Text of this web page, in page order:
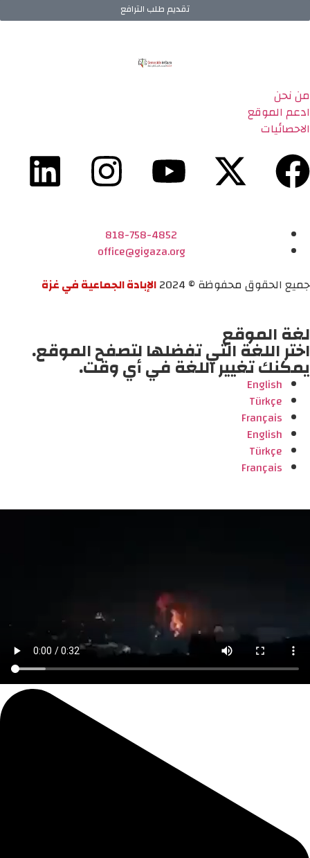
تقديم طلب الترافع
من نحن
ادعم الموقع
الاحصائيات
818-758-4852
office@gigaza.org
جميع الحقوق محفوظة © 2024
الإبادة الجماعية في غزة
لغة الموقع
اختر اللغة التي تفضلها لتصفح الموقع.
يمكنك تغيير اللغة في أي وقت.
English
Türkçe
Français
English
Türkçe
Français